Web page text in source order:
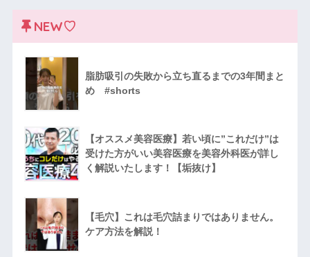
NEW♡
脂肪吸引の失敗から立ち直るまでの3年間まと
め #shorts
【オススメ美容医療】若い頃に”これだけ”は
受けた方がいい美容医療を美容外科医が詳し
く解説いたします！【垢抜け】
【毛穴】これは毛穴詰まりではありません。
ケア方法を解説！